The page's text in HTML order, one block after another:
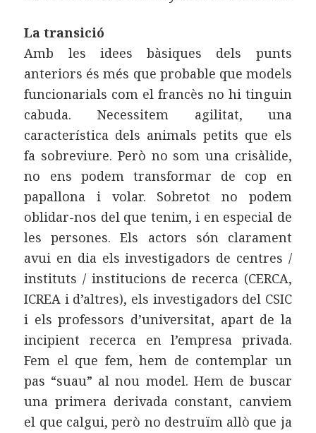
La transició
Amb les idees bàsiques dels punts
anteriors és més que probable que models
funcionarials com el francès no hi tinguin
cabuda. Necessitem agilitat, una
característica dels animals petits que els
fa sobreviure. Però no som una crisàlide,
no ens podem transformar de cop en
papallona i volar. Sobretot no podem
oblidar-nos del que tenim, i en especial de
les persones. Els actors són clarament
avui en dia els investigadors de centres /
instituts / institucions de recerca (CERCA,
ICREA i d’altres), els investigadors del CSIC
i els professors d’universitat, apart de la
incipient recerca en l’empresa privada.
Fem el que fem, hem de contemplar un
pas “suau” al nou model. Hem de buscar
una primera derivada constant, canviem
el que calgui, però no destruïm allò que ja